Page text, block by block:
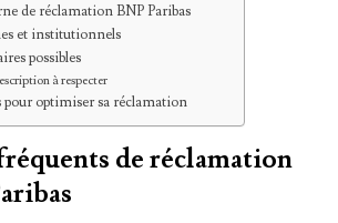
de réclamation BNP Paribas
et institutionnels
possibles
à respecter
pour optimiser sa réclamation
de réclamation